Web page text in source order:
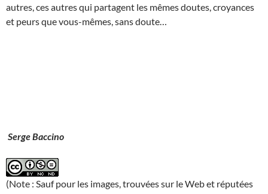
autres, ces autres qui partagent les mêmes doutes, croyances
et peurs que vous-mêmes, sans doute…
Serge Baccino
(Note : Sauf pour les images, trouvées sur le Web et réputées